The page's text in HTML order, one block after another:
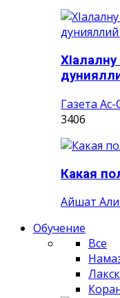
Газета
3406
Какая
Айшат
Обучение
Все